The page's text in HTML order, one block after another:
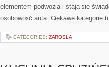
elementem podwozia i stają się
osobowość auta. Ciekawe kategorie
CATEGORIES: ZAROSLA